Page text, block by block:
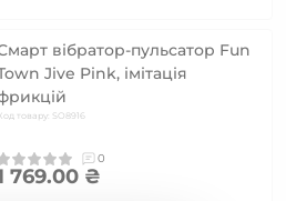
вібратор-пульсатор Fun
Jive Pink, імітація
товару: SO8916
0
769.00 ₴